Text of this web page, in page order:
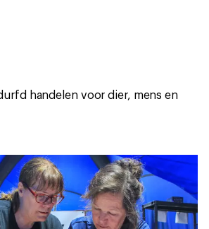
handelen voor dier, mens en